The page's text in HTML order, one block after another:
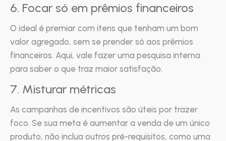
6. Focar só em prêmios financeiros
O ideal é premiar com itens que tenham um bom
valor agregado, sem se prender só aos prêmios
financeiros. Aqui, vale fazer uma pesquisa interna
para saber o que traz maior satisfação.
7. Misturar métricas
As campanhas de incentivos são úteis por trazer
foco. Se sua meta é aumentar a venda de um único
produto, não inclua outros pré-requisitos, como uma